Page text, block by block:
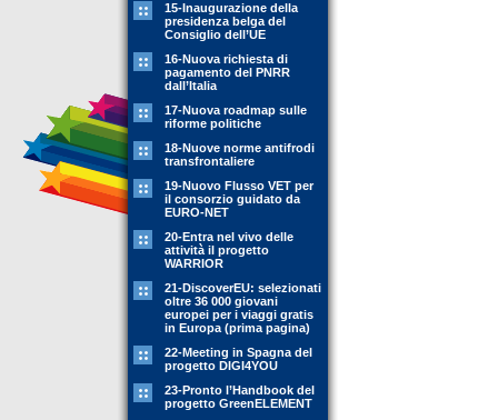
15-Inaugurazione della
presidenza belga del
Consiglio dell’UE
16-Nuova richiesta di
pagamento del PNRR
dall’Italia
17-Nuova roadmap sulle
riforme politiche
18-Nuove norme antifrodi
transfrontaliere
19-Nuovo Flusso VET per
il consorzio guidato da
EURO-NET
20-Entra nel vivo delle
attività il progetto
WARRIOR
21-DiscoverEU: selezionati
oltre 36 000 giovani
europei per i viaggi gratis
in Europa (prima pagina)
22-Meeting in Spagna del
progetto DIGI4YOU
23-Pronto l’Handbook del
progetto GreenELEMENT